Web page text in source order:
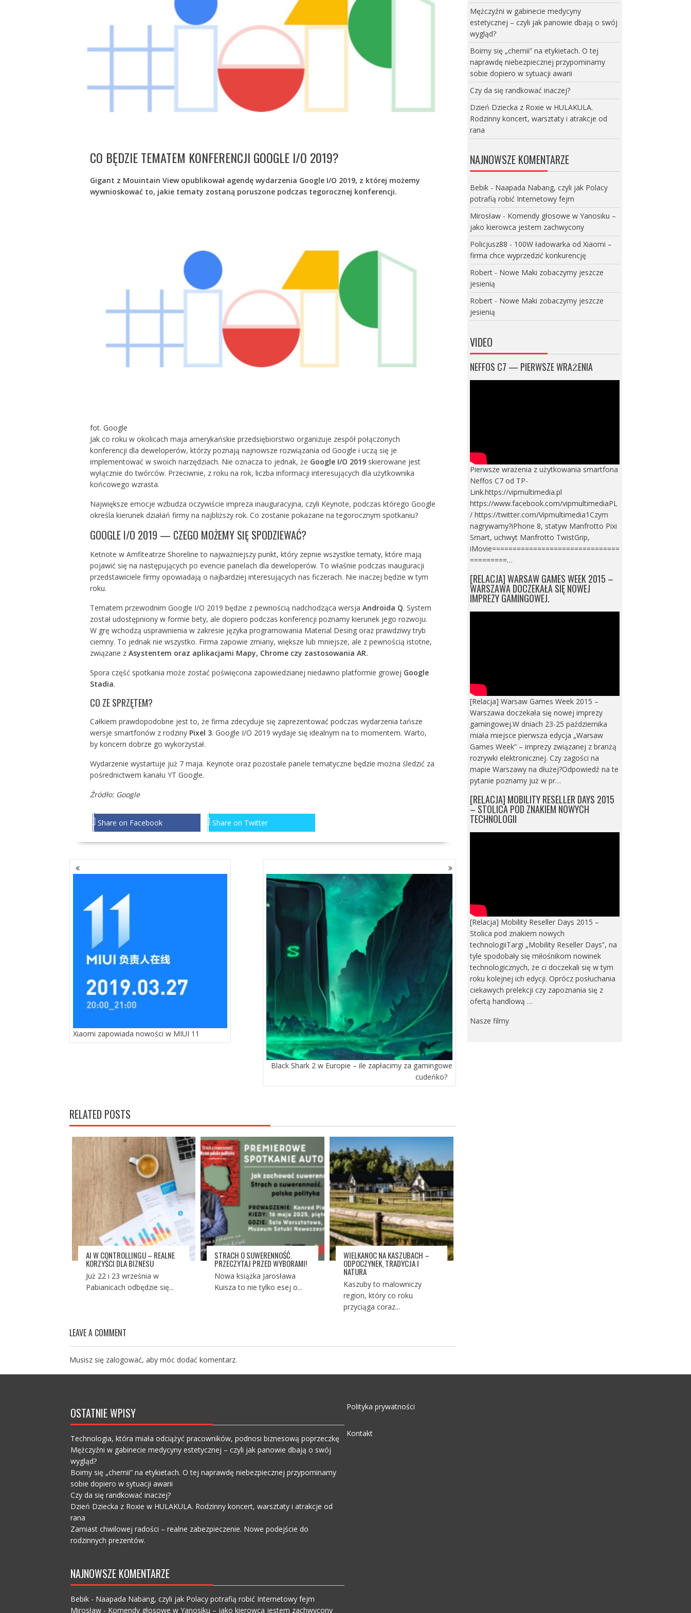
CO BĘDZIE TEMATEM KONFERENCJI GOOGLE I/O 2019?
Gigant z Mouintain View opublikował agendę wydarzenia Google I/O 2019, z której możemy
wywnioskować to, jakie tematy zostaną poruszone podczas tegorocznej konferencji.
fot. Google
Jak co roku w okolicach maja amerykańskie przedsiębiorstwo organizuje zespół połączonych
konferencji dla deweloperów, którzy poznają najnowsze rozwiązania od Google i uczą się je
implementować w swoich narzędziach. Nie oznacza to jednak, że Google I/O 2019skierowane jest
wyłącznie do twórców. Przeciwnie, z roku na rok, liczba informacji interesujących dla użytkownika
końcowego wzrasta.
Największe emocje wzbudza oczywiście impreza inauguracyjna, czyli Keynote, podczas którego Google
określa kierunek działań firmy na najbliższy rok. Co zostanie pokazane na tegorocznym spotkaniu?
GOOGLE I/O 2019 — CZEGO MOŻEMY SIĘ SPODZIEWAĆ?
Ketnote w Amfiteatrze Shoreline to najważniejszy punkt, który zepnie wszystkie tematy, które mają
pojawić się na następujących po evencie panelach dla deweloperów. To właśnie podczas inauguracji
przedstawiciele firmy opowiadają o najbardziej interesujących nas ficzerach. Nie inaczej będzie w tym
roku.
Tematem przewodnim Google I/O 2019 będzie z pewnością nadchodząca wersja Androida Q. System
został udostępniony w formie bety, ale dopiero podczas konferencji poznamy kierunek jego rozwoju.
W grę wchodzą usprawnienia w zakresie języka programowania Material Desing oraz prawdziwy tryb
ciemny. To jednak nie wszystko. Firma zapowie zmiany, większe lub mniejsze, ale z pewnością istotne,
związane z Asystentem oraz aplikacjami Mapy, Chrome czy zastosowania AR.
Spora część spotkania może zostać poświęcona zapowiedzianej niedawno platformie growej Google
Stadia.
CO ZE SPRZĘTEM?
Całkiem prawdopodobne jest to, że firma zdecyduje się zaprezentować podczas wydarzenia tańsze
wersje smartfonów z rodziny Pixel 3. Google I/O 2019 wydaje się idealnym na to momentem. Warto,
by koncern dobrze go wykorzystał.
Wydarzenie wystartuje już 7 maja. Keynote oraz pozostałe panele tematyczne będzie można śledzić za
pośrednictwem kanału YT Google.
Źródło: Google
Share on Facebook Share on Twitter
NAWIGACJA
PO
Xiaomi zapowiada nowości w MIUI 11
Black Shark 2 w Europie – ile zapłacimy za gamingowe
cudeńko?
RELATED POSTS
AI W CONTROLLINGU – REALNE
KORZYŚCI DLA BIZNESU
Już 22 i 23 września w
Pabianicach odbędzie się...
STRACH O SUWERENNOŚĆ.
PRZECZYTAJ PRZED WYBORAMI!
Nowa książka Jarosława
Kuisza to nie tylko esej o...
WIELKANOC NA KASZUBACH –
ODPOCZYNEK, TRADYCJA I
NATURA
Kaszuby to malowniczy
region, który co roku
przyciąga coraz...
LEAVE A COMMENT
Musisz się zalogować, aby móc dodać komentarz.
Mężczyźni w gabinecie medycyny
estetycznej – czyli jak panowie dbają o swój
wygląd?
Boimy się „chemii” na etykietach. O tej
naprawdę niebezpiecznej przypominamy
sobie dopiero w sytuacji awarii
Czy da się randkować inaczej?
Dzień Dziecka z Roxie w HULAKULA.
Rodzinny koncert, warsztaty i atrakcje od
rana
NAJNOWSZE KOMENTARZE
Bebik- Naapada Nabang, czyli jak Polacy
potrafią robić Internetowy fejm
Mirosław- Komendy głosowe w Yanosiku –
jako kierowca jestem zachwycony
Policjusz88 - 100W ładowarka od Xiaomi –
firma chce wyprzedzić konkurencję
Robert- Nowe Maki zobaczymy jeszcze
jesienią
Robert- Nowe Maki zobaczymy jeszcze
jesienią
VIDEO
NEFFOS C7 — PIERWSZE WRAŻENIA
Pierwsze wrażenia z użytkowania smartfona
Neffos C7 od TP-
Link.https://vipmultimedia.pl
https://www.facebook.com/vipmultimediaPL
/ https://twitter.com/Vipmultimedia1Czym
nagrywamy?iPhone 8, statyw Manfrotto Pixi
Smart, uchwyt Manfrotto TwistGrip,
iMovie===============================
=========…
[RELACJA] WARSAW GAMES WEEK 2015 –
WARSZAWA DOCZEKAŁA SIĘ NOWEJ
IMPREZY GAMINGOWEJ.
[Relacja] Warsaw Games Week 2015 –
Warszawa doczekała się nowej imprezy
gamingowej.W dniach 23-25 października
miała miejsce pierwsza edycja „Warsaw
Games Week” – imprezy związanej z branżą
rozrywki elektronicznej. Czy zagości na
mapie Warszawy na dłużej?Odpowiedź na te
pytanie poznamy już w pr…
[RELACJA] MOBILITY RESELLER DAYS 2015
– STOLICA POD ZNAKIEM NOWYCH
TECHNOLOGII
[Relacja] Mobility Reseller Days 2015 –
Stolica pod znakiem nowych
technologiiTargi „Mobility Reseller Days”, na
tyle spodobały się miłośnikom nowinek
technologicznych, że ci doczekali się w tym
roku kolejnej ich edycji. Oprócz posłuchania
ciekawych prelekcji czy zapoznania się z
ofertą handlową …
Nasze filmy
OSTATNIE WPISY
Technologia, która miała odciążyć pracowników, podnosi biznesową poprzeczkę
Mężczyźni w gabinecie medycyny estetycznej – czyli jak panowie dbają o swój
wygląd?
Boimy się „chemii” na etykietach. O tej naprawdę niebezpiecznej przypominamy
sobie dopiero w sytuacji awarii
Czy da się randkować inaczej?
Dzień Dziecka z Roxie w HULAKULA. Rodzinny koncert, warsztaty i atrakcje od
rana
Zamiast chwilowej radości – realne zabezpieczenie. Nowe podejście do
rodzinnych prezentów.
NAJNOWSZE KOMENTARZE
Bebik- Naapada Nabang, czyli jak Polacy potrafią robić Internetowy fejm
Mirosław- Komendy głosowe w Yanosiku – jako kierowca jestem zachwycony
Polityka prywatności
Kontakt